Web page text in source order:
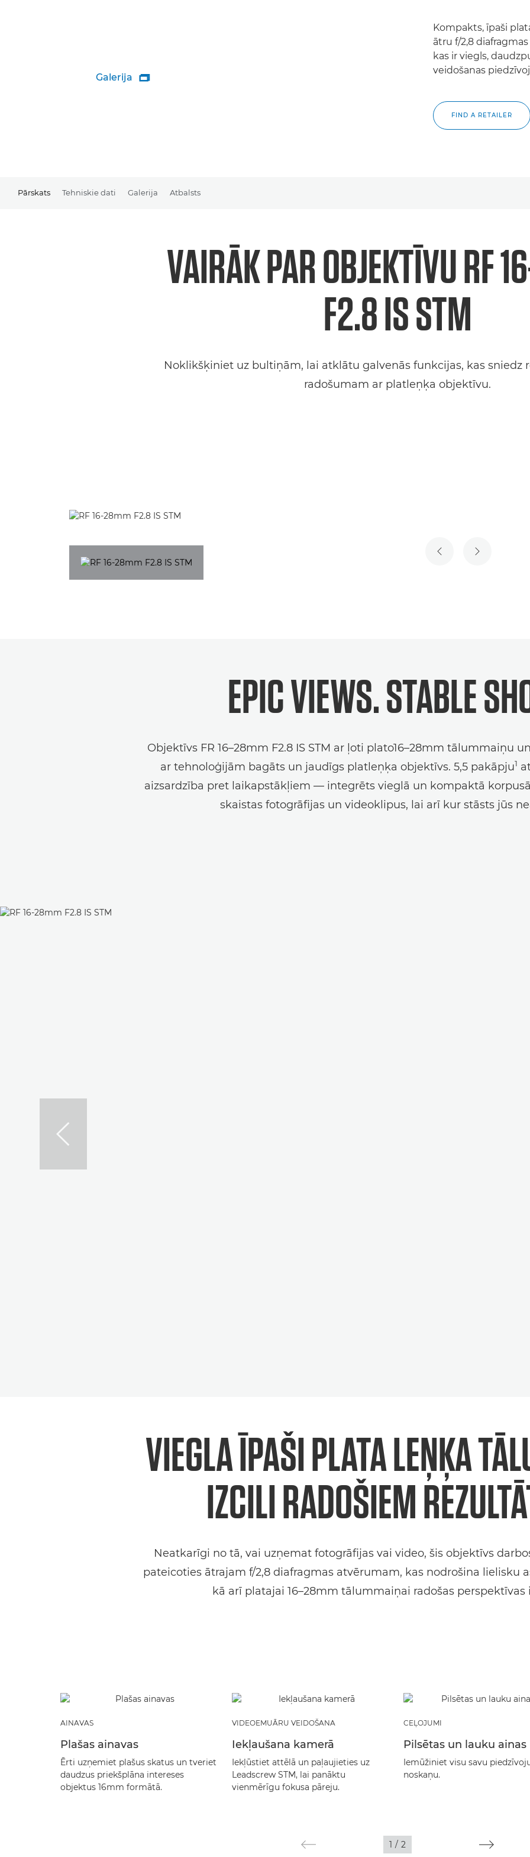
Galerija 
Kompakts, īpaši
ātru f/2,8
kas ir viegls,
veidošanas
FIND A RETAILER
Pārskats Tehniskie dati Galerija Atbalsts
VAIRĀK PAR OBJEKTĪVU RF
F2.8 IS STM
Noklikšķiniet uz bultiņām, lai atklātu galvenās funkcijas, kas sniedz
radošumam ar platleņķa objektīvu.
IEPRIEKŠĒJAIS SLAIDS
NĀKAMAIS
EPIC VIEWS. STABLE
Objektīvs FR 16–28mm F2.8 IS STM ar ļoti plato16–28mm tālummaiņu
ar tehnoloģijām bagāts un jaudīgs platleņķa objektīvs. 5,5 pakāpju1
aizsardzība pret laikapstākļiem — integrēts vieglā un kompaktā
skaistas fotogrāfijas un videoklipus, lai arī kur stāsts jūs
VIEGLA ĪPAŠI PLATA LEŅĶA
IZCILI RADOŠIEM
Neatkarīgi no tā, vai uzņemat fotogrāfijas vai video, šis objektīvs
pateicoties ātrajam f/2,8 diafragmas atvērumam, kas nodrošina lielisku
kā arī platajai 16–28mm tālummaiņai radošas perspektīvas
AINAVAS
Plašas ainavas
Ērti uzņemiet plašus skatus un tveriet
daudzus priekšplāna intereses
objektus 16mm formātā.
VIDEOEMUĀRU VEIDOŠANA
Iekļaušana kamerā
Iekļūstiet attēlā un paļaujieties uz
Leadscrew STM, lai panāktu
vienmērīgu fokusa pāreju.
CEĻOJUMI
Pilsētas un lauku ainas
Iemūžiniet visu savu
noskaņu.
1 / 2